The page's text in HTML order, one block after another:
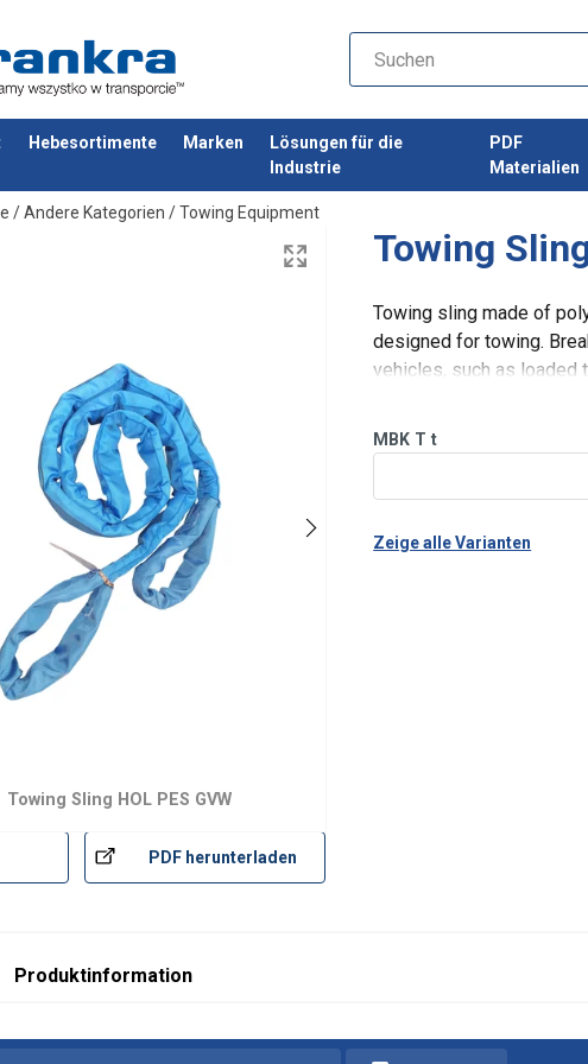
Hebesortimente Marken
Lösungen für die
Industrie
PDF
Materialien
/Andere Kategorien /Towing Equipment
Towing
Towing Sling HOL PES GVW
PDF herunterladen
Towing sling made of
designed for towing.
vehicles, such as loaded
MBK T t
Zeige alle Varianten
Produktinformation
Używamy plików cookie w celu personalizacji treści, reklam